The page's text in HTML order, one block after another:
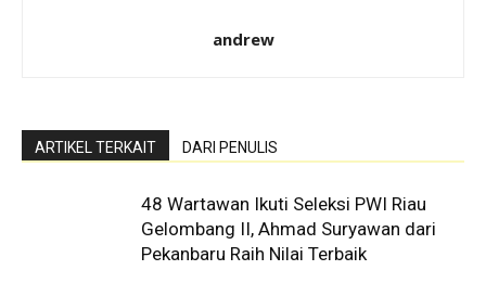
andrew
ARTIKEL TERKAIT DARI PENULIS
48 Wartawan Ikuti Seleksi PWI Riau
Gelombang II, Ahmad Suryawan dari
Pekanbaru Raih Nilai Terbaik